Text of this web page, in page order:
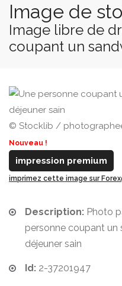
Image de
Image libre de
coupant un
© Stocklib /
Nouveau !
impression premium
imprimez cette image sur
Description: Photo
personne coupant un
déjeuner sain
Id: 2-37201947